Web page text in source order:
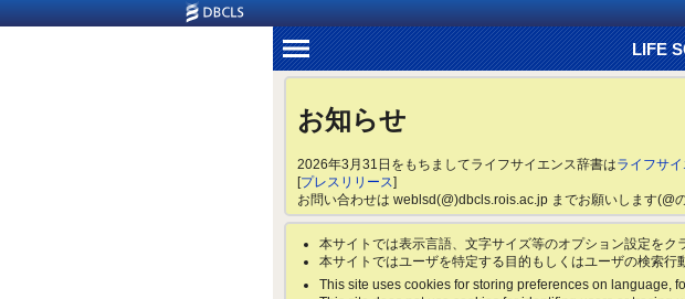
LIFE
お知らせ
2026年3月31日をもちましてライフサイエンス辞書はライフサ
[プレスリリース]
お問い合わせは weblsd(@)dbcls.rois.ac.jp までお願いします(@
本サイトでは表示言語、文字サイズ等のオプション設定をク
本サイトではユーザを特定する目的もしくはユーザの検索行
This site uses cookies for storing preferences on language,